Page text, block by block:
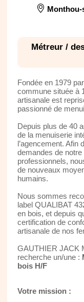
Métreur /
Fondée en 1979
commune située à
artisanale est
passionné de
Depuis plus de 40
de la menuiserie
l’agencement. Afin
demandes de
professionnels,
de nouveaux
humains.
Nous sommes
label QUALIBAT
en bois, et depuis
certification de
artisanale de nos
GAUTHIER JACK
recherche un/une :
bois H/F
Votre mission :